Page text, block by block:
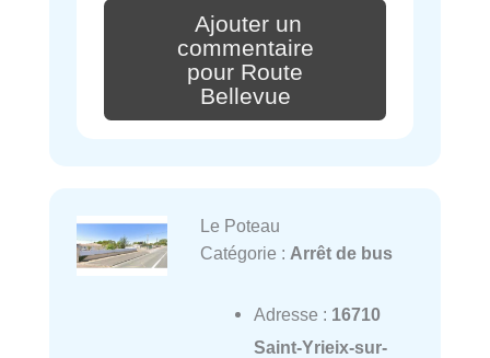
Ajouter un
commentaire
pour Route
Bellevue
Le Poteau
Catégorie : Arrêt de bus
Adresse : 16710
Saint-Yrieix-sur-